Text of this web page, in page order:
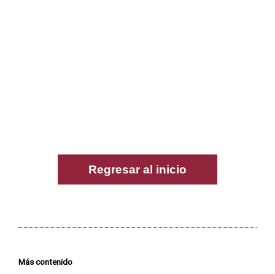
Regresar al inicio
Más contenido